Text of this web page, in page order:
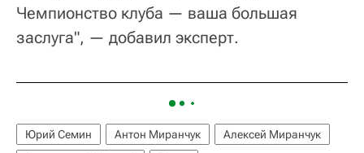
Чемпионство клуба — ваша большая
заслуга", — добавил эксперт.
Юрий Семин Антон Миранчук
Алексей Миранчук